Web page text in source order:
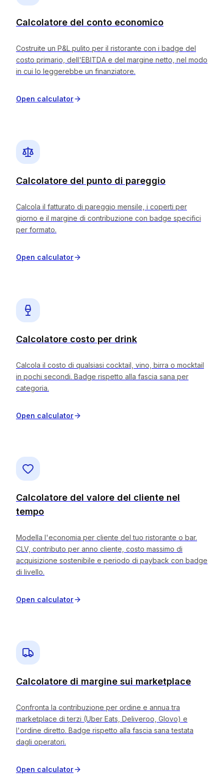
Calcolatore del conto economico
Costruite un P&L pulito per il ristorante con i badge del
costo primario, dell'EBITDA e del margine netto, nel modo
in cui lo leggerebbe un finanziatore.
Open calculator
Calcolatore del punto di pareggio
Calcola il fatturato di pareggio mensile, i coperti per
giorno e il margine di contribuzione con badge specifici
per formato.
Open calculator
Calcolatore costo per drink
Calcola il costo di qualsiasi cocktail, vino, birra o mocktail
in pochi secondi. Badge rispetto alla fascia sana per
categoria.
Open calculator
Calcolatore del valore del cliente nel
tempo
Modella l'economia per cliente del tuo ristorante o bar.
CLV, contributo per anno cliente, costo massimo di
acquisizione sostenibile e periodo di payback con badge
di livello.
Open calculator
Calcolatore di margine sui marketplace
Confronta la contribuzione per ordine e annua tra
marketplace di terzi (Uber Eats, Deliveroo, Glovo) e
l'ordine diretto. Badge rispetto alla fascia sana testata
dagli operatori.
Open calculator